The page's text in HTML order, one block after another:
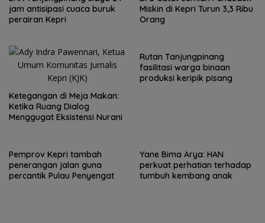
jam antisipasi cuaca buruk
perairan Kepri
Miskin di Kepri Turun 3,3 Ribu
Orang
Ketegangan di Meja Makan:
Ketika Ruang Dialog
Menggugat Eksistensi Nurani
Rutan Tanjungpinang
fasilitasi warga binaan
produksi keripik pisang
Pemprov Kepri tambah
penerangan jalan guna
percantik Pulau Penyengat
Yane Bima Arya: HAN
perkuat perhatian terhadap
tumbuh kembang anak